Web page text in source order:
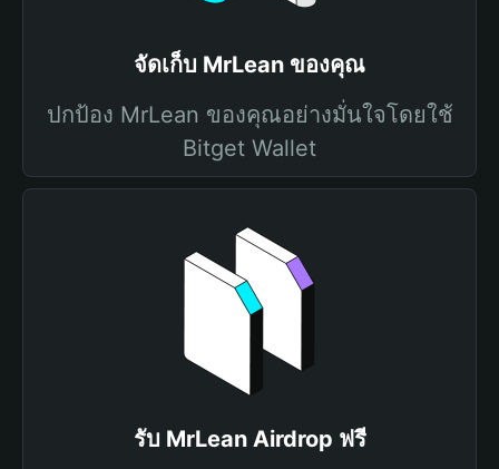
จัดเก็บ MrLean ของคุณ
ปกป้อง MrLean ของคุณอย่างมั่นใจโดยใช้
Bitget Wallet
รับ MrLean Airdrop ฟรี